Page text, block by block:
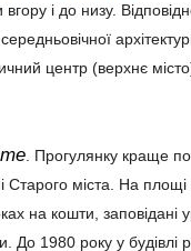
і до низу.
центр (верхнє
. Прогулянку краще
міста. На площі
на кошти, заповідані
До 1980 року у